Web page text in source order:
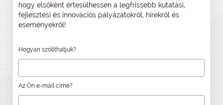
hogy elsőként értesülhessen a legfrissebb kutatási,
fejlesztési és innovációs pályázatokról, hírekről és
eseményekről!
Hogyan szólíthatjuk?
Az Ön e-mail címe?